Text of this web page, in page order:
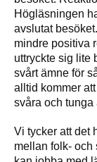
Högläsningen
avslutat
mindre positiva
uttryckte sig lite
svårt ämne för
alltid kommer
svåra och tunga
Vi tycker att det
mellan folk- och